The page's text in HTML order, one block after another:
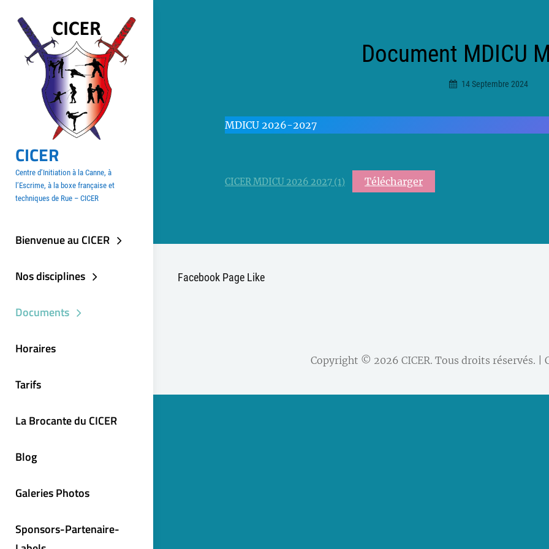
contenu
CICER
Centre d’Initiation à la Canne, à
l’Escrime, à la boxe française et
techniques de Rue – CICER
Bienvenue au CICER
Nos disciplines
Documents
Horaires
Tarifs
La Brocante du CICER
Blog
Galeries Photos
Sponsors-Partenaire-
Document MDICU
14 Septembre 2024
MDICU 2026-2027
CICER MDICU 2026 2027 (1) Télécharger
Facebook Page Like
Copyright © 2026 CICER. Tous droits réservés. |